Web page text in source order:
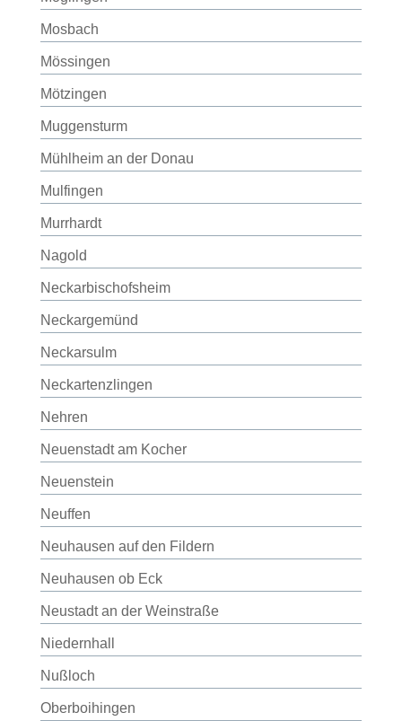
Mosbach
Mössingen
Mötzingen
Muggensturm
Mühlheim an der Donau
Mulfingen
Murrhardt
Nagold
Neckarbischofsheim
Neckargemünd
Neckarsulm
Neckartenzlingen
Nehren
Neuenstadt am Kocher
Neuenstein
Neuffen
Neuhausen auf den Fildern
Neuhausen ob Eck
Neustadt an der Weinstraße
Niedernhall
Nußloch
Oberboihingen